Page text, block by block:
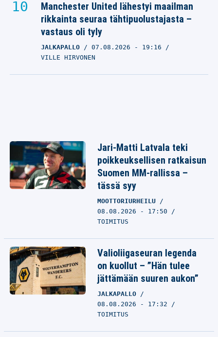
Manchester United lähestyi maailman
rikkainta seuraa tähtipuolustajasta –
vastaus oli tyly
JALKAPALLO 07.08.2026 - 19:16
VILLE HIRVONEN
Jari-Matti Latvala teki
poikkeuksellisen ratkaisun
Suomen MM-rallissa –
tässä syy
MOOTTORIURHEILU
08.08.2026 - 17:50
TOIMITUS
Valioliigaseuran legenda
on kuollut – ”Hän tulee
jättämään suuren aukon”
JALKAPALLO
08.08.2026 - 17:32
TOIMITUS